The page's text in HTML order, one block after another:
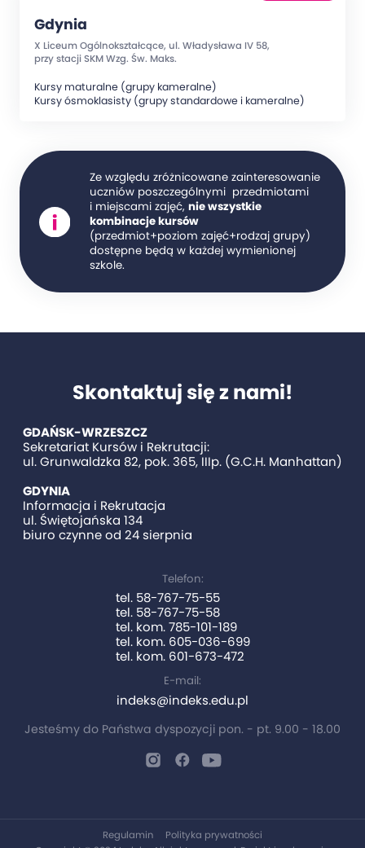
Gdynia
X Liceum Ogólnokształcące, ul. Władysława IV 58,
przy stacji SKM Wzg. Św. Maks.
Kursy maturalne (grupy kameralne)
Kursy ósmoklasisty (grupy standardowe i kameralne)
Ze względu zróżnicowane zainteresowanie
uczniów poszczególnymi przedmiotami
i miejscami zajęć, nie wszystkie
kombinacje kursów
(przedmiot+poziom zajęć+rodzaj grupy)
dostępne będą w każdej wymienionej
szkole.
Skontaktuj się z nami!
GDAŃSK-WRZESZCZ
Sekretariat Kursów i Rekrutacji:
ul. Grunwaldzka 82, pok. 365, IIIp. (G.C.H. Manhattan)
GDYNIA
Informacja i Rekrutacja
ul. Świętojańska 134
biuro czynne od 24 sierpnia
Telefon:
tel. 58-767-75-55
tel. 58-767-75-58
tel. kom. 785-101-189
tel. kom. 605-036-699
tel. kom. 601-673-472
E-mail:
indeks@indeks.edu.pl
Jesteśmy do Państwa dyspozycji pon. - pt. 9.00 - 18.00
Regulamin
Polityka prywatności